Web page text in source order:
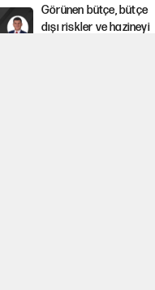
Görünen bütçe, bütçe
dışı riskler ve hazineyi